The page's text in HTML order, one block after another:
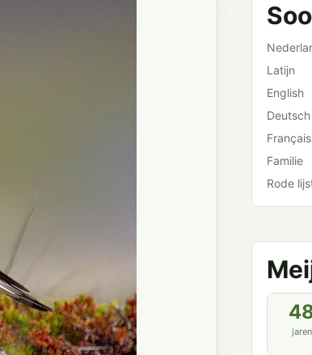
Latijn
English
Deutsch
Français
Familie
Rode
jaren